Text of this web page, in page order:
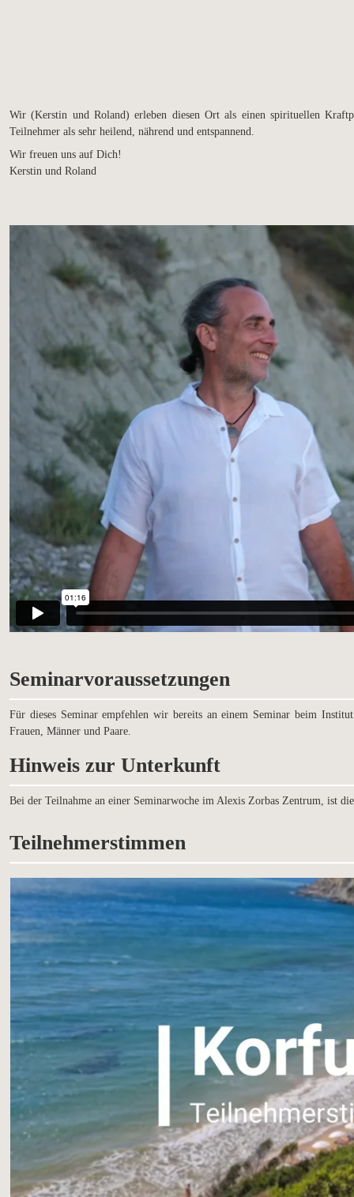
Wir (Kerstin und Roland) erleben diesen Ort als einen spirituellen
Teilnehmer als sehr heilend, nährend und entspannend.
Wir freuen uns auf Dich!
Kerstin und Roland
Seminarvoraussetzungen
Für dieses Seminar empfehlen wir bereits an einem Seminar beim
Frauen, Männer und Paare.
Hinweis zur Unterkunft
Bei der Teilnahme an einer Seminarwoche im Alexis Zorbas Zentrum, ist
Teilnehmerstimmen